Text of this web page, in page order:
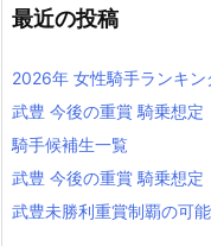
最近の投稿
2026年 女性騎手ランキン
武豊 今後の重賞 騎乗想
騎手候補生一覧
武豊 今後の重賞 騎乗想
武豊未勝利重賞制覇の可